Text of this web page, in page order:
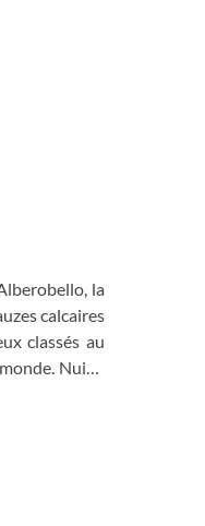
la
calcaires
classés au
Nuit à
vélo, nous
avec une